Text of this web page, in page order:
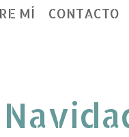
MÍ CONTACTO